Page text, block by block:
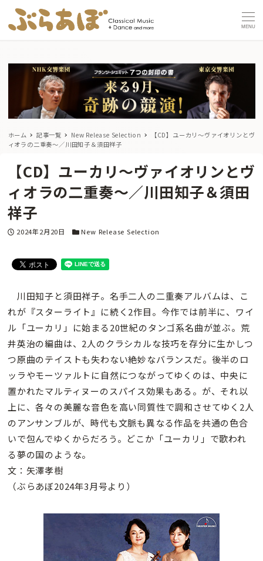
MENU
ホーム 記事一覧 New Release Selection
【CD】ユーカリ〜ヴァイオリンとヴ
ィオラの二重奏〜／川田知子＆須田祥子
【CD】ユーカリ〜ヴァイオリンとヴ
ィオラの二重奏〜／川田知子＆須田
祥子
投稿日
2024年2月20日 カテゴリー
New Release Selection
川田知子と須田祥子。名手二人の二重奏アルバムは、こ
れが『スターライト』に続く2作目。今作では前半に、ワイ
ル「ユーカリ」に始まる20世紀のタンゴ系名曲が並ぶ。荒
井英治の編曲は、2人のクラシカルな技巧を存分に生かしつ
つ原曲のテイストも失わない絶妙なバランスだ。後半のロ
ッラやモーツァルトに自然につながってゆくのは、中央に
置かれたマルティヌーのスパイス効果もある。が、それ以
上に、各々の美麗な音色を高い同質性で調和させてゆく2人
のアンサンブルが、時代も文脈も異なる作品を共通の色合
いで包んでゆくからだろう。どこか「ユーカリ」で歌われ
る夢の国のような。
文：矢澤孝樹
（ぶらあぼ2024年3月号より）